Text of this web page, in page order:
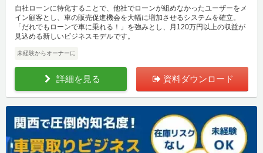
自社ローンに特化することで、他社でローンが組めなかったユーザーをメ
イン顧客とし、車の販売促進機会を大幅に増加させるシステムを確立。
「だれでもローンで車に乗れる！」を強みとし、月120万円以上の収益が
見込める新しいビジネスモデルです。
未経験からオーナーに
詳細を見る 資料ダウンロード